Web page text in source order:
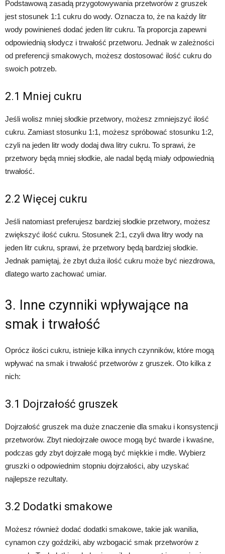
Podstawową zasadą przygotowywania przetworów z gruszek
jest stosunek 1:1 cukru do wody. Oznacza to, że na każdy litr
wody powinieneś dodać jeden litr cukru. Ta proporcja zapewni
odpowiednią słodycz i trwałość przetworu. Jednak w zależności
od preferencji smakowych, możesz dostosować ilość cukru do
swoich potrzeb.
2.1 Mniej cukru
Jeśli wolisz mniej słodkie przetwory, możesz zmniejszyć ilość
cukru. Zamiast stosunku 1:1, możesz spróbować stosunku 1:2,
czyli na jeden litr wody dodaj dwa litry cukru. To sprawi, że
przetwory będą mniej słodkie, ale nadal będą miały odpowiednią
trwałość.
2.2 Więcej cukru
Jeśli natomiast preferujesz bardziej słodkie przetwory, możesz
zwiększyć ilość cukru. Stosunek 2:1, czyli dwa litry wody na
jeden litr cukru, sprawi, że przetwory będą bardziej słodkie.
Jednak pamiętaj, że zbyt duża ilość cukru może być niezdrowa,
dlatego warto zachować umiar.
3. Inne czynniki wpływające na
smak i trwałość
Oprócz ilości cukru, istnieje kilka innych czynników, które mogą
wpływać na smak i trwałość przetworów z gruszek. Oto kilka z
nich:
3.1 Dojrzałość gruszek
Dojrzałość gruszek ma duże znaczenie dla smaku i konsystencji
przetworów. Zbyt niedojrzałe owoce mogą być twarde i kwaśne,
podczas gdy zbyt dojrzałe mogą być miękkie i mdłe. Wybierz
gruszki o odpowiednim stopniu dojrzałości, aby uzyskać
najlepsze rezultaty.
3.2 Dodatki smakowe
Możesz również dodać dodatki smakowe, takie jak wanilia,
cynamon czy goździki, aby wzbogacić smak przetworów z